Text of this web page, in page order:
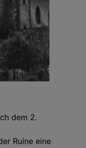
dem 2.
Ruine eine